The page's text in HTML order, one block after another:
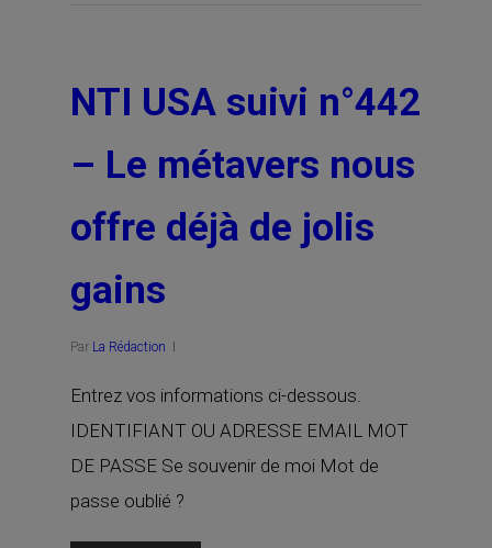
NTI USA suivi n°442
– Le métavers nous
offre déjà de jolis
gains
Par La Rédaction
Entrez vos informations ci-dessous.
IDENTIFIANT OU ADRESSE EMAIL MOT
DE PASSE Se souvenir de moi Mot de
passe oublié ?